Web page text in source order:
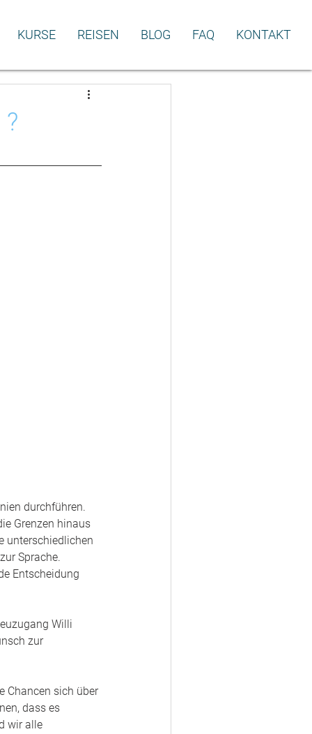
KURSE REISEN BLOG FAQ KONTAKT
durchführen.
Grenzen hinaus
unterschiedlichen
Sprache.
Entscheidung
Willi
zur
Chancen sich über
dass es
wir alle